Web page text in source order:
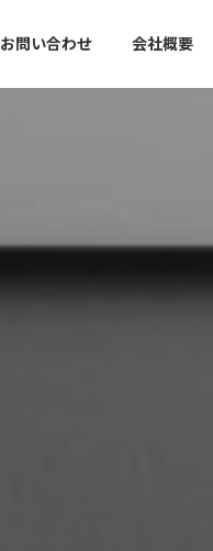
お問い合わせ 会社概要